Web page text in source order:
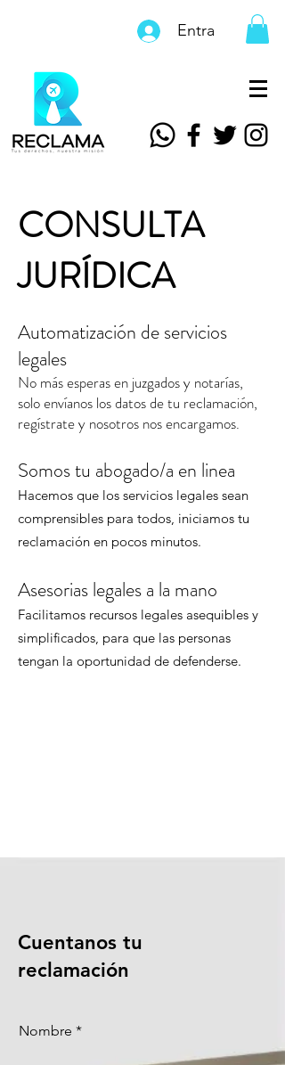
Entra
CONSULTA
JURÍDICA
Automatización de servicios
legales
No más esperas en juzgados y notarías,
solo envíanos los datos de tu reclamación,
regístrate y nosotros nos encargamos.
Somos tu abogado/a en linea
Hacemos que los servicios legales sean
comprensibles para todos, iniciamos tu
reclamación en pocos minutos.
Asesorias legales a la mano
Facilitamos recursos legales asequibles y
simplificados, para que las personas
tengan la oportunidad de defenderse.
Cuentanos tu
reclamación
Nombre